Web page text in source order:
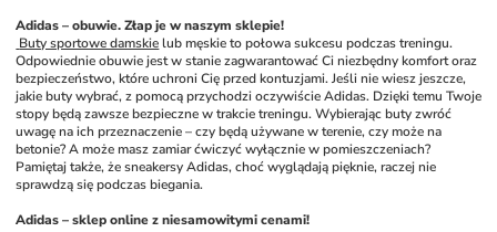
Adidas – obuwie. Złap je w naszym sklepie!
Buty sportowe damskie lub męskie to połowa sukcesu podczas treningu.
Odpowiednie obuwie jest w stanie zagwarantować Ci niezbędny komfort oraz
bezpieczeństwo, które uchroni Cię przed kontuzjami. Jeśli nie wiesz jeszcze,
jakie buty wybrać, z pomocą przychodzi oczywiście Adidas. Dzięki temu Twoje
stopy będą zawsze bezpieczne w trakcie treningu. Wybierając buty zwróć
uwagę na ich przeznaczenie – czy będą używane w terenie, czy może na
betonie? A może masz zamiar ćwiczyć wyłącznie w pomieszczeniach?
Pamiętaj także, że sneakersy Adidas, choć wyglądają pięknie, raczej nie
sprawdzą się podczas biegania.
Adidas – sklep online z niesamowitymi cenami!